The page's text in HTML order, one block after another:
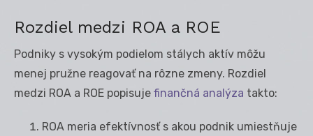
Rozdiel medzi ROA a ROE
Podniky s vysokým podielom stálych aktív môžu
menej pružne reagovať na rôzne zmeny. Rozdiel
medzi ROA a ROE popisuje finančná analýza takto:
ROA meria efektívnosť s akou podnik umiestňuje